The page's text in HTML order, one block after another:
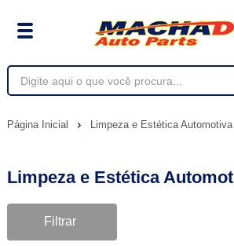
Página Inicial Limpeza e Estética Automotiva
Limpeza e Estética
Filtrar